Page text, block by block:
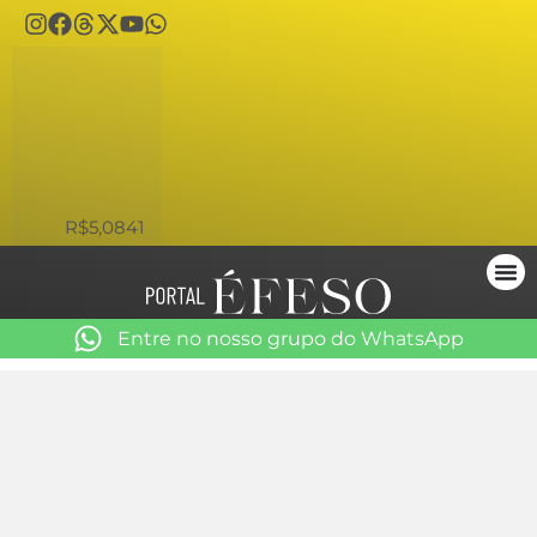
R$5,0841
Entre no nosso grupo do WhatsApp